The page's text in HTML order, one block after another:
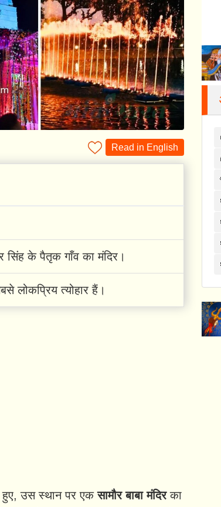
Read in English
सिंह के पैतृक गाँव का मंदिर।
लोकप्रिय त्योहार हैं।
हुए, उस स्थान पर एकसामौर बाबा मंदिरका